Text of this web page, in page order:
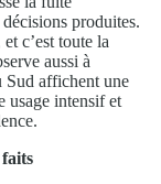
produites.
c’est toute la
aussi à
Sud affichent une
usage intensif et